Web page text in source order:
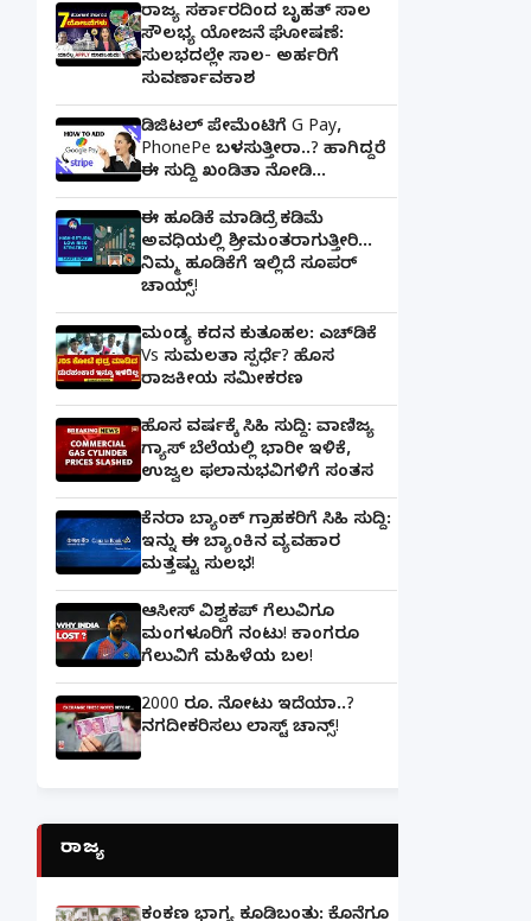
ರಾಜ್ಯ ಸರ್ಕಾರದಿಂದ ಬೃಹತ್ ಸಾಲ
ಸೌಲಭ್ಯ ಯೋಜನೆ ಘೋಷಣೆ:
ಸುಲಭದಲ್ಲೇ ಸಾಲ- ಅರ್ಹರಿಗೆ
ಸುವರ್ಣಾವಕಾಶ
ಡಿಜಿಟಲ್ ಪೇಮೆಂಟಿಗೆ G Pay,
PhonePe ಬಳಸುತ್ತೀರಾ..? ಹಾಗಿದ್ದರೆ
ಈ ಸುದ್ದಿ ಖಂಡಿತಾ ನೋಡಿ...
ಈ ಹೂಡಿಕೆ ಮಾಡಿದ್ರೆ ಕಡಿಮೆ
ಅವಧಿಯಲ್ಲಿ ಶ್ರೀಮಂತರಾಗುತ್ತೀರಿ...
ನಿಮ್ಮ ಹೂಡಿಕೆಗೆ ಇಲ್ಲಿದೆ ಸೂಪರ್
ಚಾಯ್ಸ್‌!
ಮಂಡ್ಯ ಕದನ ಕುತೂಹಲ: ಎಚ್‌ಡಿಕೆ
Vs ಸುಮಲತಾ ಸ್ಪರ್ಧೆ? ಹೊಸ
ರಾಜಕೀಯ ಸಮೀಕರಣ
ಹೊಸ ವರ್ಷಕ್ಕೆ ಸಿಹಿ ಸುದ್ದಿ: ವಾಣಿಜ್ಯ
ಗ್ಯಾಸ್‌ ಬೆಲೆಯಲ್ಲಿ ಭಾರೀ ಇಳಿಕೆ,
ಉಜ್ವಲ ಫಲಾನುಭವಿಗಳಿಗೆ ಸಂತಸ
ಕೆನರಾ ಬ್ಯಾಂಕ್‌ ಗ್ರಾಹಕರಿಗೆ ಸಿಹಿ ಸುದ್ದಿ:
ಇನ್ನು ಈ ಬ್ಯಾಂಕಿನ ವ್ಯವಹಾರ
ಮತ್ತಷ್ಟು ಸುಲಭ!
ಆಸೀಸ್ ವಿಶ್ವಕಪ್ ಗೆಲುವಿಗೂ
ಮಂಗಳೂರಿಗೆ ನಂಟು! ಕಾಂಗರೂ
ಗೆಲುವಿಗೆ ಮಹಿಳೆಯ ಬಲ!
2000 ರೂ. ನೋಟು ಇದೆಯಾ..?
ನಗದೀಕರಿಸಲು ಲಾಸ್ಟ್‌ ಚಾನ್ಸ್‌!
ರಾಜ್ಯ